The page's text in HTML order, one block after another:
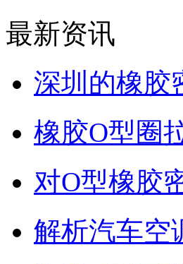
最新资讯
深圳的橡
橡胶O型圈
对O型橡胶
解析汽车空